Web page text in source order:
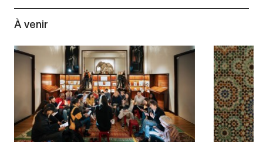
À venir